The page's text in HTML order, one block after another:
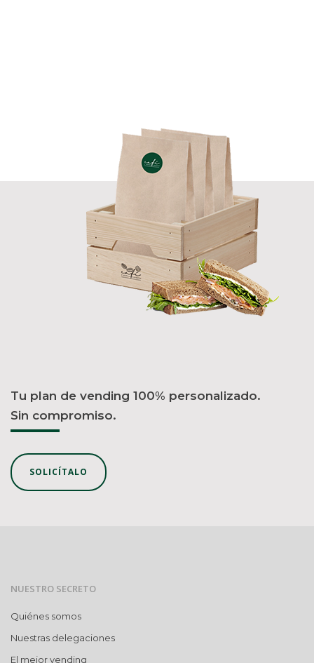
Tu plan de vending 100% personalizado.
Sin compromiso.
SOLICÍTALO
NUESTRO SECRETO
Quiénes somos
Nuestras delegaciones
El mejor vending